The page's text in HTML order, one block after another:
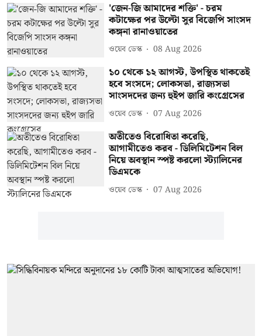
'জেন-জি আমাদের শক্তি' - চরম
কটাক্ষের পর উল্টো সুর বিজেপি সাংসদ
কঙ্গনা রানাওয়াতের
ওয়েব ডেস্ক 08 Aug 2026
১০ থেকে ১২ আগস্ট, উপস্থিত থাকতেই
হবে সংসদে; লোকসভা, রাজ্যসভা
সাংসদদের জন্য হুইপ জারি কংগ্রেসের
ওয়েব ডেস্ক 07 Aug 2026
অতীতেও বিরোধিতা করেছি,
আগামীতেও করব - ডিলিমিটেশন বিল
নিয়ে অবস্থান স্পষ্ট করলো স্ট্যালিনের
ডিএমকে
ওয়েব ডেস্ক 07 Aug 2026